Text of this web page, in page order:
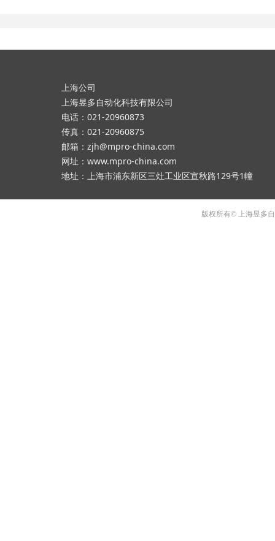
上海公司
上海昱多自动化科技有限公司
电话：021-20960873
传真：021-20960875
邮箱：zjh@mpro-china.com
网址：www.mpro-china.com
地址：上海市浦东新区三灶工业区宣秋路129号1幢
版权所有© 上海昱多